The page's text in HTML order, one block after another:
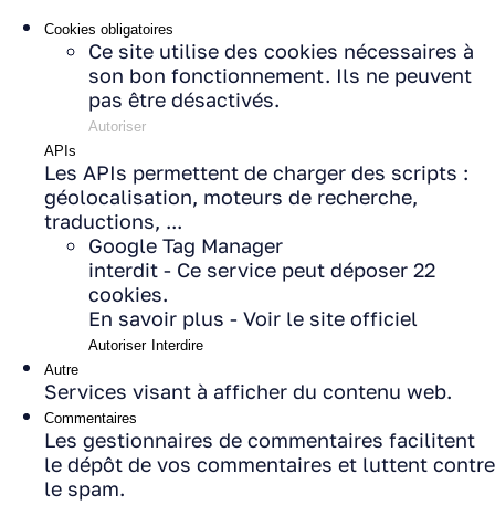
Cookies obligatoires
Ce site utilise des cookies nécessaires à
son bon fonctionnement. Ils ne peuvent
pas être désactivés.
Autoriser
APIs
Les APIs permettent de charger des scripts :
géolocalisation, moteurs de recherche,
traductions, ...
Google Tag Manager
interdit - Ce service peut déposer 22
cookies.
En savoir plus - Voir le site officiel
Autoriser Interdire
Autre
Services visant à afficher du contenu web.
Commentaires
Les gestionnaires de commentaires facilitent
le dépôt de vos commentaires et luttent contre
le spam.